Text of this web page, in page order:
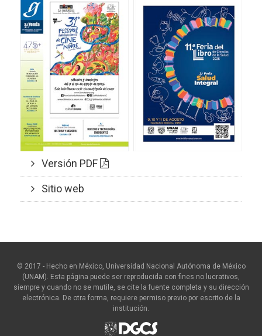
Versión PDF
Sitio web
© 2017 - Hecho en México, Universidad Nacional Autónoma de México
(UNAM). Esta página puede ser reproducida con fines no lucrativos,
siempre y cuando no se mutile, se cite la fuente completa y su dirección
electrónica. De otra forma, requiere permiso previo por escrito de la
institución.